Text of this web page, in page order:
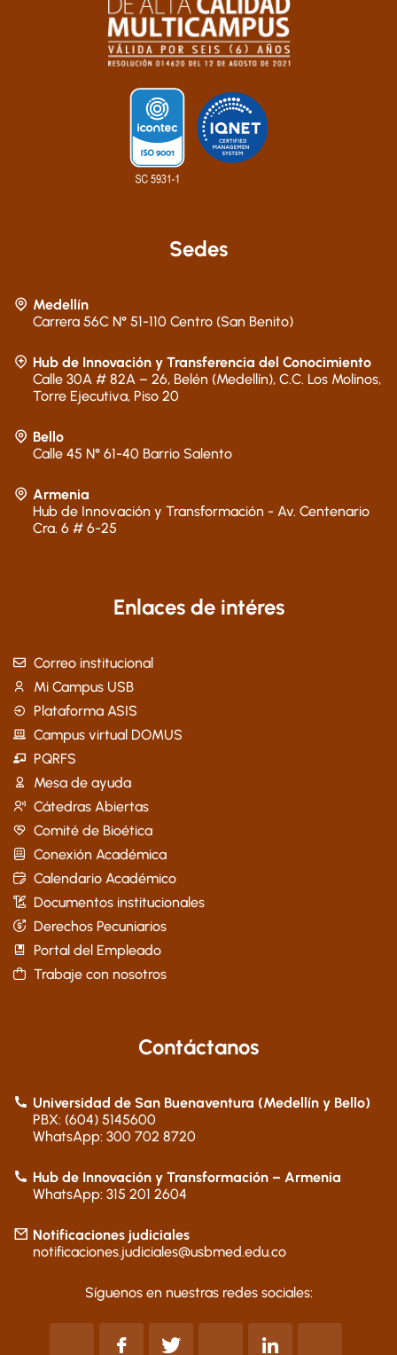
Sedes
Medellín
Carrera 56C N° 51-110 Centro (San Benito)
Hub de Innovación y Transferencia del Conocimiento
Calle 30A # 82A – 26, Belén (Medellín), C.C. Los Molinos,
Torre Ejecutiva, Piso 20
Bello
Calle 45 N° 61-40 Barrio Salento
Armenia
Hub de Innovación y Transformación - Av. Centenario
Cra. 6 # 6-25
Enlaces de intéres
Correo institucional
Mi Campus USB
Plataforma ASIS
Campus virtual DOMUS
PQRFS
Mesa de ayuda
Cátedras Abiertas
Comité de Bioética
Conexión Académica
Calendario Académico
Documentos institucionales
Derechos Pecuniarios
Portal del Empleado
Trabaje con nosotros
Contáctanos
Universidad de San Buenaventura (Medellín y Bello)
PBX: (604) 5145600
WhatsApp: 300 702 8720
Hub de Innovación y Transformación – Armenia
WhatsApp: 315 201 2604
Notificaciones judiciales
notificaciones.judiciales@usbmed.edu.co
Síguenos en nuestras redes sociales: